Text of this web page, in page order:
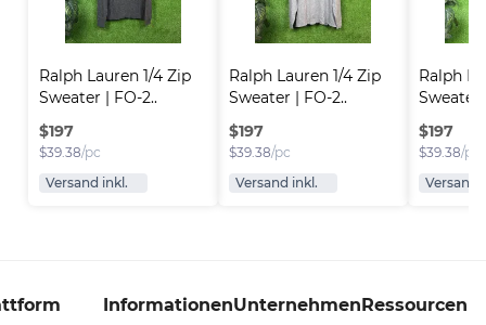
Ralph Lauren 1/4 Zip
Sweater | FO-2..
$197
$39.38/pc
Versand inkl.
Ralph Lauren 1/4 Zip
Sweater | FO-2..
$197
$39.38/pc
Versand inkl.
Ralph
Sweater
$197
$39.38/pc
Versand
InformationenUnternehmen Ressourcen